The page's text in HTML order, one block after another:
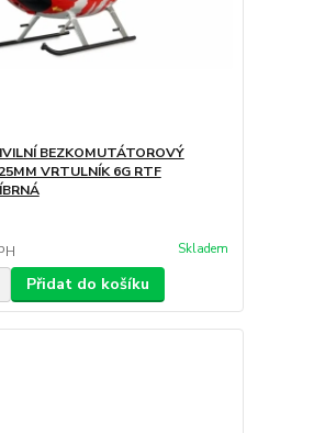
BEZKOMUTÁTOROVÝ
VRTULNÍK 6G RTF
Skladem
Přidat do košíku